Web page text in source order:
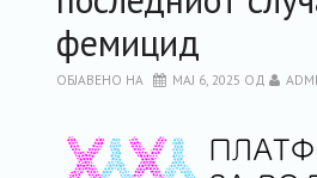
фемицид
ОБЈАВЕНО НА МАЈ 6, 2025 ОД